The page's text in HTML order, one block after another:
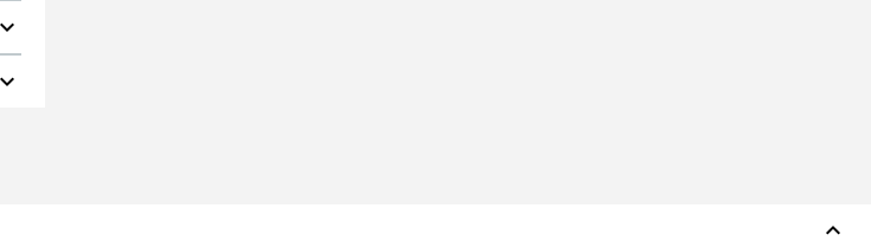
expand_more
expand_more
expand_less